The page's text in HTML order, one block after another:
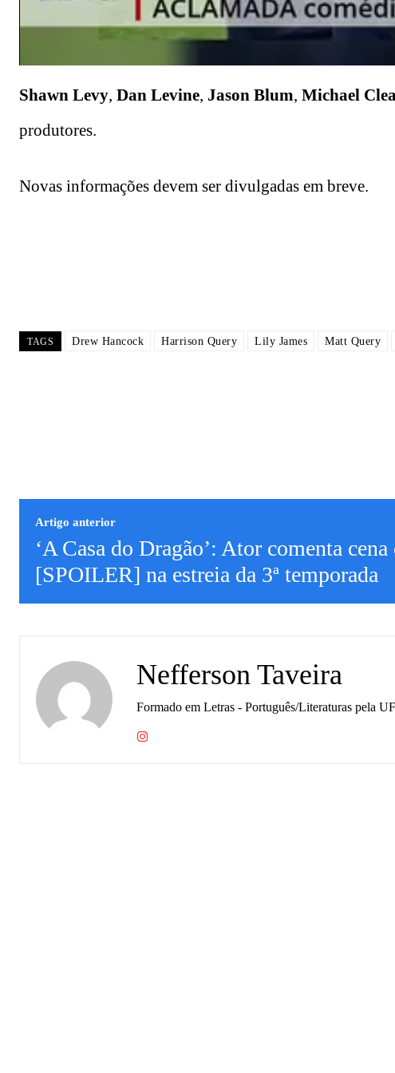
Shawn Levy, Dan Levine, Jason Blum, Michael
produtores.
Novas informações devem ser divulgadas em breve.
TAGS Drew Hancock Harrison Query Lily James Matt Query
Artigo anterior
‘A Casa do Dragão’: Ator comenta cena
[SPOILER] na estreia da 3ª temporada
Nefferson Taveira
Formado em Letras - Português/Literaturas pela